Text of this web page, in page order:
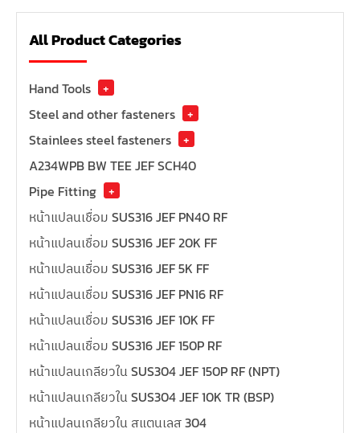
All Product Categories
Hand Tools
+
Steel and other fasteners
+
Stainlees steel fasteners
+
A234WPB BW TEE JEF SCH40
Pipe Fitting
+
หน้าแปลนเชื่อม SUS316 JEF PN40 RF
หน้าแปลนเชื่อม SUS316 JEF 20K FF
หน้าแปลนเชื่อม SUS316 JEF 5K FF
หน้าแปลนเชื่อม SUS316 JEF PN16 RF
หน้าแปลนเชื่อม SUS316 JEF 10K FF
หน้าแปลนเชื่อม SUS316 JEF 150P RF
หน้าแปลนเกลียวใน SUS304 JEF 150P RF (NPT)
หน้าแปลนเกลียวใน SUS304 JEF 10K TR (BSP)
หน้าแปลนเกลียวใน สแตนเลส 304